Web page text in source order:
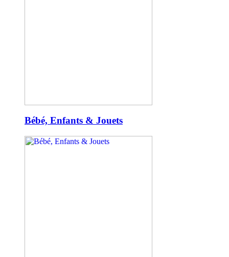
Bébé, Enfants & Jouets